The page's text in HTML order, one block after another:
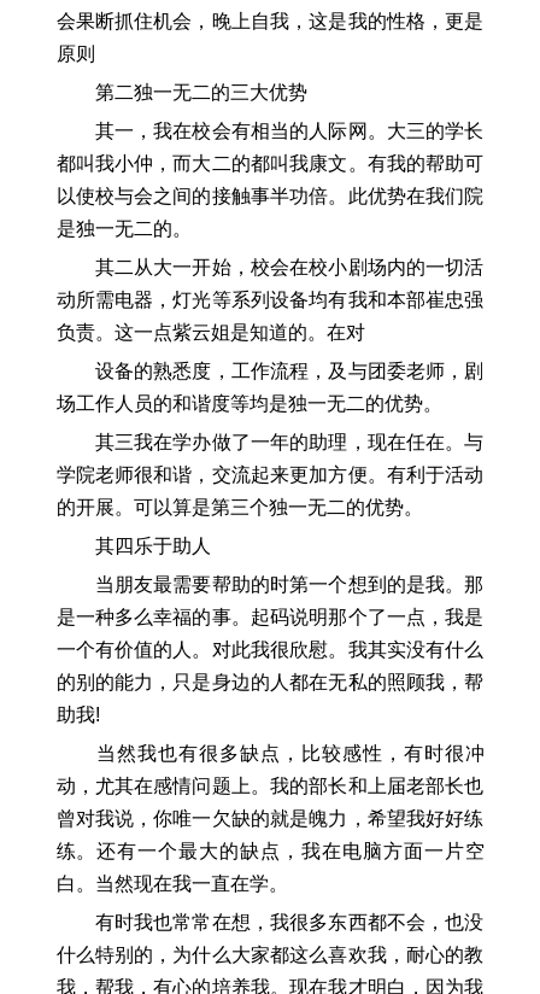
会果断抓住机会，晚上自我，这是我的性格，更是
原则
第二独一无二的三大优势
其一，我在校会有相当的人际网。大三的学长
都叫我小仲，而大二的都叫我康文。有我的帮助可
以使校与会之间的接触事半功倍。此优势在我们院
是独一无二的。
其二从大一开始，校会在校小剧场内的一切活
动所需电器，灯光等系列设备均有我和本部崔忠强
负责。这一点紫云姐是知道的。在对
设备的熟悉度，工作流程，及与团委老师，剧
场工作人员的和谐度等均是独一无二的优势。
其三我在学办做了一年的助理，现在任在。与
学院老师很和谐，交流起来更加方便。有利于活动
的开展。可以算是第三个独一无二的优势。
其四乐于助人
当朋友最需要帮助的时第一个想到的是我。那
是一种多么幸福的事。起码说明那个了一点，我是
一个有价值的人。对此我很欣慰。我其实没有什么
的别的能力，只是身边的人都在无私的照顾我，帮
助我!
当然我也有很多缺点，比较感性，有时很冲
动，尤其在感情问题上。我的部长和上届老部长也
曾对我说，你唯一欠缺的就是魄力，希望我好好练
练。还有一个最大的缺点，我在电脑方面一片空
白。当然现在我一直在学。
有时我也常常在想，我很多东西都不会，也没
什么特别的，为什么大家都这么喜欢我，耐心的教
我，帮我，有心的培养我。现在我才明白，因为我